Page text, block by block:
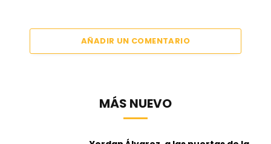
AÑADIR UN COMENTARIO
MÁS NUEVO